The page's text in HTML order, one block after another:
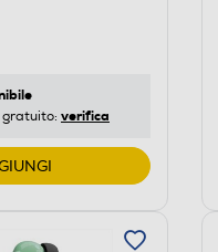
gratuito: verifica